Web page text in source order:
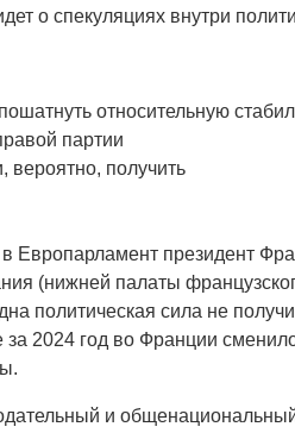
о спекуляциях внутри
относительную
партии
вероятно, получить
Европарламент президент
(нижней палаты
политическая сила не
2024 год во Франции
и